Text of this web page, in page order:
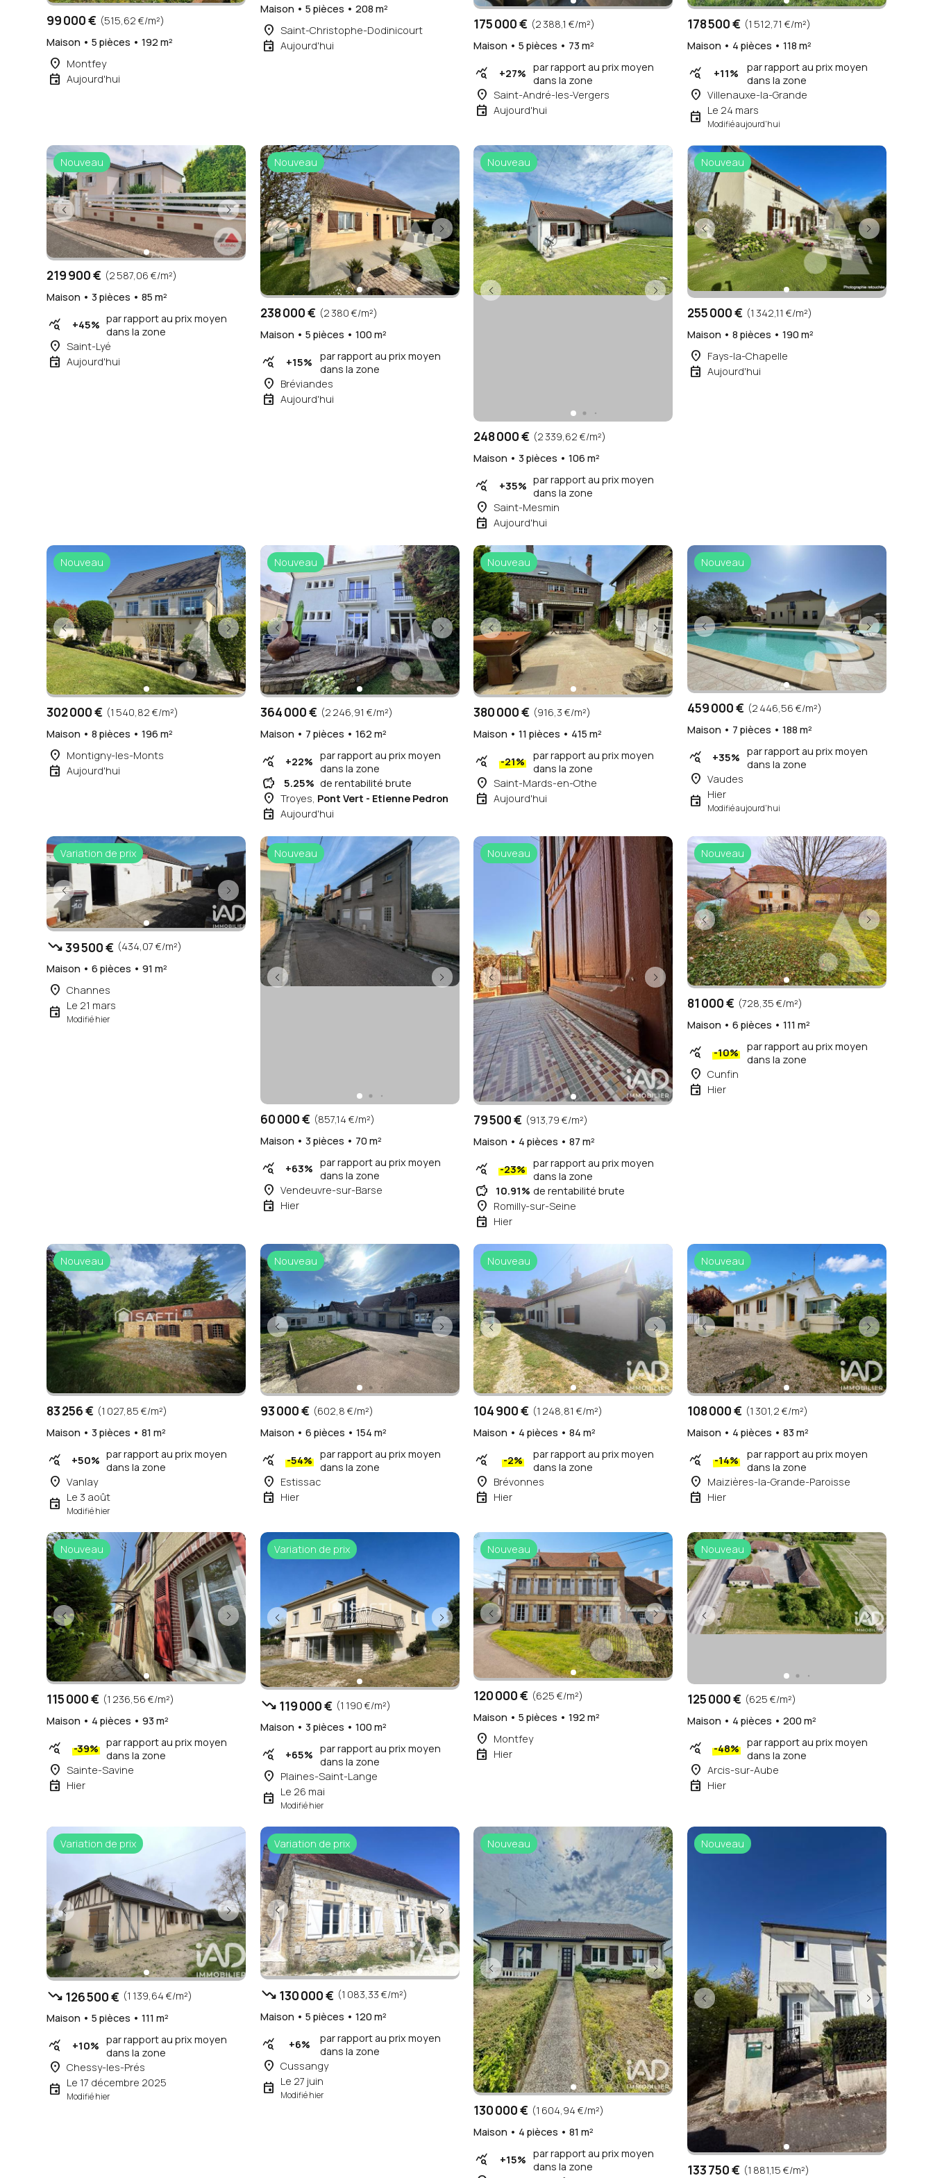
99 000 € (515,62 €/m²)
Maison • 5 pièces • 192 m²
place Montfey
event Aujourd'hui
Maison • 5 pièces • 208 m²
place Saint-Christophe-Dodinicourt
event Aujourd'hui
175 000 € (2 388,1 €/m²)
Maison • 5 pièces • 73 m²
query_stats +27% par rapport au prix moyen
dans la zone
place Saint-André-les-Vergers
event Aujourd'hui
178 500 € (1 512,71 €/m²)
Maison • 4 pièces • 118 m²
query_stats +11%
par rapport au prix moyen
dans la zone
place Villenauxe-la-Grande
event Le 24 mars
Modifié aujourd'hui
Nouveau
219 900 € (2 587,06 €/m²)
Maison • 3 pièces • 85 m²
query_stats +45% par rapport au prix moyen
dans la zone
place Saint-Lyé
event Aujourd'hui
Nouveau
238 000 € (2 380 €/m²)
Maison • 5 pièces • 100 m²
query_stats +15%
par rapport au prix moyen
dans la zone
place Bréviandes
event Aujourd'hui
Nouveau
248 000 € (2 339,62 €/m²)
Maison • 3 pièces • 106 m²
query_stats +35% par rapport au prix moyen
dans la zone
place Saint-Mesmin
event Aujourd'hui
Nouveau
255 000 € (1 342,11 €/m²)
Maison • 8 pièces • 190 m²
place Fays-la-Chapelle
event Aujourd'hui
Nouveau
302 000 € (1 540,82 €/m²)
Maison • 8 pièces • 196 m²
place Montigny-les-Monts
event Aujourd'hui
Nouveau
364 000 € (2 246,91 €/m²)
Maison • 7 pièces • 162 m²
query_stats +22% par rapport au prix moyen
dans la zone
savings 5.25% de rentabilité brute
place Troyes, Pont Vert - Etienne Pedron
event Aujourd'hui
Nouveau
380 000 € (916,3 €/m²)
Maison • 11 pièces • 415 m²
query_stats -21%
par rapport au prix moyen
dans la zone
place Saint-Mards-en-Othe
event Aujourd'hui
Nouveau
459 000 € (2 446,56 €/m²)
Maison • 7 pièces • 188 m²
query_stats +35% par rapport au prix moyen
dans la zone
place Vaudes
event Hier
Modifié aujourd'hui
Variation de prix
trending_down39 500 € (434,07 €/m²)
Maison • 6 pièces • 91 m²
place Channes
event Le 21 mars
Modifié hier
Nouveau
60 000 € (857,14 €/m²)
Maison • 3 pièces • 70 m²
query_stats +63% par rapport au prix moyen
dans la zone
place Vendeuvre-sur-Barse
event Hier
Nouveau
79 500 € (913,79 €/m²)
Maison • 4 pièces • 87 m²
query_stats -23% par rapport au prix moyen
dans la zone
savings 10.91% de rentabilité brute
place Romilly-sur-Seine
event Hier
Nouveau
81 000 € (728,35 €/m²)
Maison • 6 pièces • 111 m²
query_stats -10%
par rapport au prix moyen
dans la zone
place Cunfin
event Hier
Nouveau
83 256 € (1 027,85 €/m²)
Maison • 3 pièces • 81 m²
query_stats +50% par rapport au prix moyen
dans la zone
place Vanlay
event Le 3 août
Modifié hier
Nouveau
93 000 € (602,8 €/m²)
Maison • 6 pièces • 154 m²
query_stats -54% par rapport au prix moyen
dans la zone
place Estissac
event Hier
Nouveau
104 900 € (1 248,81 €/m²)
Maison • 4 pièces • 84 m²
query_stats -2%
par rapport au prix moyen
dans la zone
place Brévonnes
event Hier
Nouveau
108 000 € (1 301,2 €/m²)
Maison • 4 pièces • 83 m²
query_stats -14%
par rapport au prix moyen
dans la zone
place Maizières-la-Grande-Paroisse
event Hier
Nouveau
115 000 € (1 236,56 €/m²)
Maison • 4 pièces • 93 m²
query_stats -39%
par rapport au prix moyen
dans la zone
place Sainte-Savine
event Hier
Variation de prix
trending_down 119 000 € (1 190 €/m²)
Maison • 3 pièces • 100 m²
query_stats +65% par rapport au prix moyen
dans la zone
place Plaines-Saint-Lange
event Le 26 mai
Modifié hier
Nouveau
120 000 € (625 €/m²)
Maison • 5 pièces • 192 m²
place Montfey
event Hier
Nouveau
125 000 € (625 €/m²)
Maison • 4 pièces • 200 m²
query_stats -48%
par rapport au prix moyen
dans la zone
place Arcis-sur-Aube
event Hier
Variation de prix
trending_down 126 500 € (1 139,64 €/m²)
Maison • 5 pièces • 111 m²
query_stats +10% par rapport au prix moyen
dans la zone
place Chessy-les-Prés
event Le 17 décembre 2025
Modifié hier
Variation de prix
trending_down 130 000 € (1 083,33 €/m²)
Maison • 5 pièces • 120 m²
query_stats +6%
par rapport au prix moyen
dans la zone
place Cussangy
event Le 27 juin
Modifié hier
Nouveau
130 000 € (1 604,94 €/m²)
Maison • 4 pièces • 81 m²
query_stats +15% par rapport au prix moyen
dans la zone
Nouveau
133 750 € (1 881,15 €/m²)